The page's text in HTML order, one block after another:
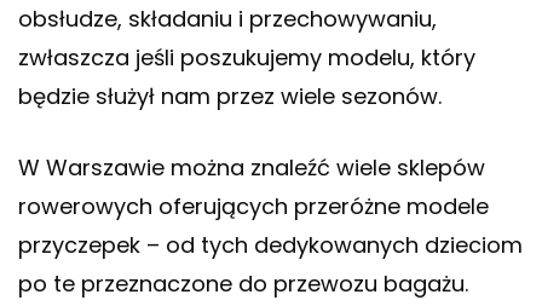
obsłudze, składaniu i przechowywaniu,
zwłaszcza jeśli poszukujemy modelu, który
będzie służył nam przez wiele sezonów.
W Warszawie można znaleźć wiele sklepów
rowerowych oferujących przeróżne modele
przyczepek – od tych dedykowanych dzieciom
po te przeznaczone do przewozu bagażu.